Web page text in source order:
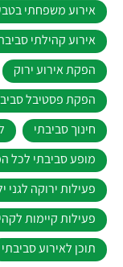
אירוע משפחתי
אירוע קהילתי
הפקת אירוע ירוק
הפקת פסטיבל
חינוך סביבתי
מופע סביבתי לכל
פעילות ירוקה לגני
פעילות קיימות
תוכן לאירוע סביבתי